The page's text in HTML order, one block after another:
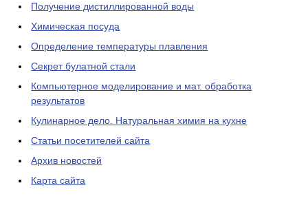
Получение дистиллированной воды
Химическая посуда
Определение температуры плавления
Секрет булатной стали
Компьютерное моделирование и мат. обработка
результатов
Кулинарное дело. Натуральная химия на кухне
Статьи посетителей сайта
Архив новостей
Карта сайта